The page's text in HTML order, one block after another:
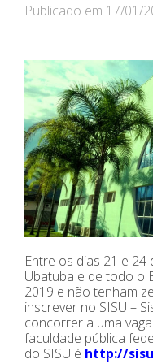
Publicado em 17/01/
Entre os dias 21 e
Ubatuba e de todo o
2019 e não tenham
inscrever no SISU –
concorrer a uma
faculdade pública
do SISU é http://